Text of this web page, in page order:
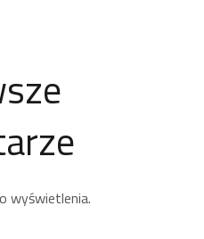
wyświetlenia.